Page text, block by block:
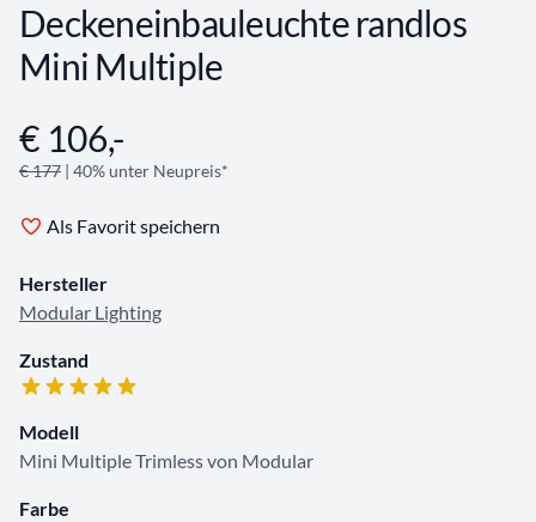
Deckeneinbauleuchte randlos
Mini Multiple
Angebotsinformationen
€ 106,-
€ 177 | 40% unter Neupreis*
Als Favorit speichern
Hersteller
Modular Lighting
Zustand
Modell
Mini Multiple Trimless von Modular
Farbe